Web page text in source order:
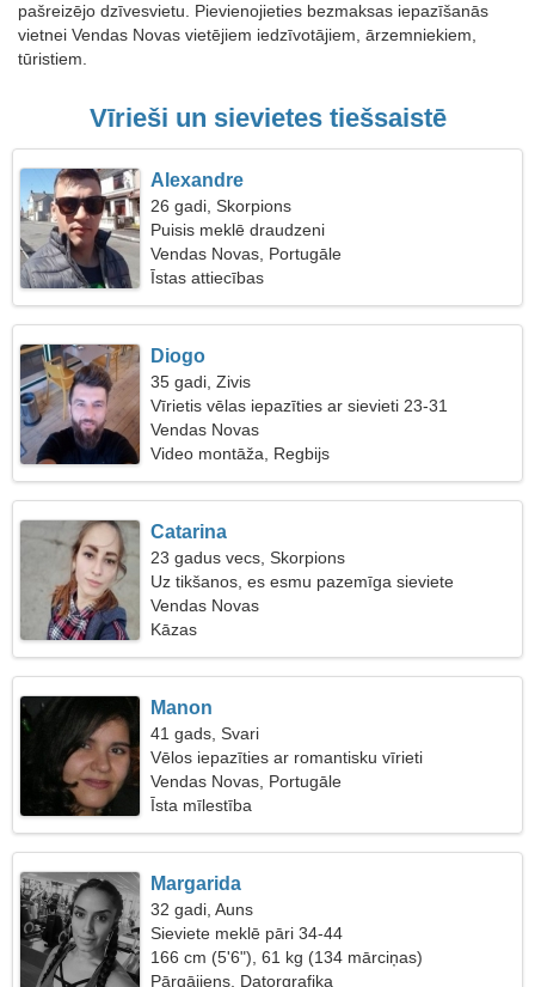
pašreizējo dzīvesvietu. Pievienojieties bezmaksas iepazīšanās
vietnei Vendas Novas vietējiem iedzīvotājiem, ārzemniekiem,
tūristiem.
Vīrieši un sievietes tiešsaistē
Alexandre
26 gadi, Skorpions
Puisis meklē draudzeni
Vendas Novas, Portugāle
Īstas attiecības
Diogo
35 gadi, Zivis
Vīrietis vēlas iepazīties ar sievieti 23-31
Vendas Novas
Video montāža, Regbijs
Catarina
23 gadus vecs, Skorpions
Uz tikšanos, es esmu pazemīga sieviete
Vendas Novas
Kāzas
Manon
41 gads, Svari
Vēlos iepazīties ar romantisku vīrieti
Vendas Novas, Portugāle
Īsta mīlestība
Margarida
32 gadi, Auns
Sieviete meklē pāri 34-44
166 cm (5'6"), 61 kg (134 mārciņas)
Pārgājiens, Datorgrafika